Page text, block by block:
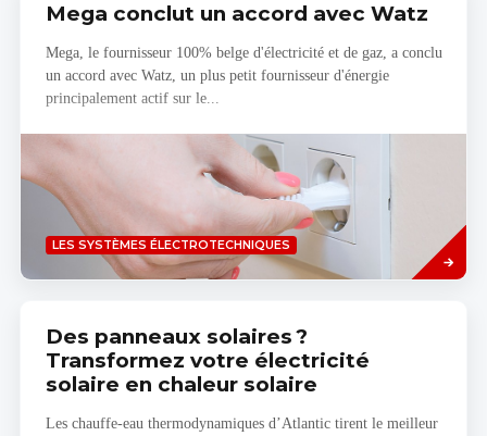
Mega conclut un accord avec Watz
Mega, le fournisseur 100% belge d'électricité et de gaz, a conclu
un accord avec Watz, un plus petit fournisseur d'énergie
principalement actif sur le...
LES SYSTÈMES ÉLECTROTECHNIQUES
Savoir
plus
Des panneaux solaires ?
Transformez votre électricité
solaire en chaleur solaire
Les chauffe-eau thermodynamiques d’Atlantic tirent le meilleur